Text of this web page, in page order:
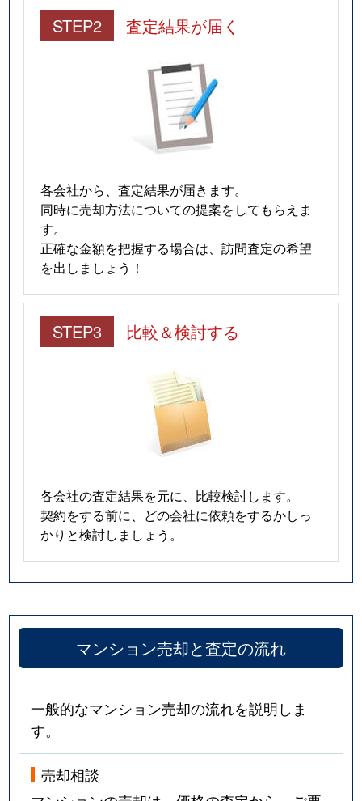
STEP2 査定結果が届く
各会社から、査定結果が届きます。
同時に売却方法についての提案をしてもらえま
す。
正確な金額を把握する場合は、訪問査定の希望
を出しましょう！
STEP3 比較＆検討する
各会社の査定結果を元に、比較検討します。
契約をする前に、どの会社に依頼をするかしっ
かりと検討しましょう。
マンション売却と査定の流れ
一般的なマンション売却の流れを説明しま
す。
売却相談